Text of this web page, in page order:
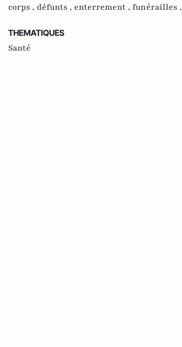
corps , défunts , enterrement , funérailles ,
THEMATIQUES
Santé